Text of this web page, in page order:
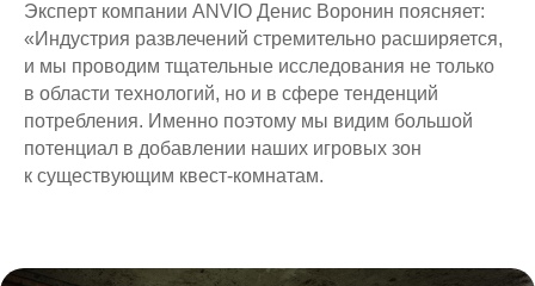
Эксперт компании ANVIO Денис Воронин поясняет:
«Индустрия развлечений стремительно расширяется,
и мы проводим тщательные исследования не только
в области технологий, но и в сфере тенденций
потребления. Именно поэтому мы видим большой
потенциал в добавлении наших игровых зон
к существующим квест-комнатам.